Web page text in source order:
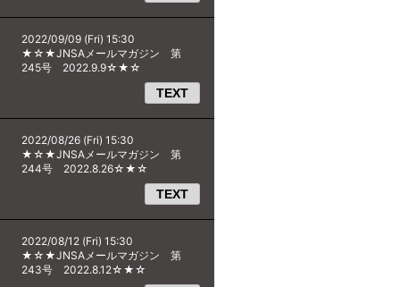
2022/09/09 (Fri) 15:30
★☆★JNSAメールマガジン 第
245号 2022.9.9☆★☆
TEXT
2022/08/26 (Fri) 15:30
★☆★JNSAメールマガジン 第
244号 2022.8.26☆★☆
TEXT
2022/08/12 (Fri) 15:30
★☆★JNSAメールマガジン 第
243号 2022.8.12☆★☆